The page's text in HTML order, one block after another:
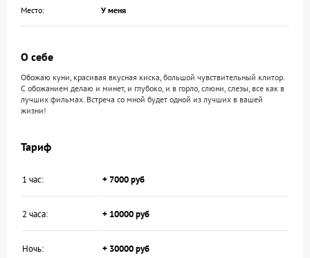
Место: У меня
О себе
Обожаю куни, красивая вкусная киска, большой чувствительный клитор.
С обожанием делаю и минет, и глубоко, и в горло, слюни, слезы, все как в
лучших фильмах. Встреча со мной будет одной из лучших в вашей
жизни!
Тариф
1 час: + 7000 руб
2 часа: + 10000 руб
Ночь: + 30000 руб